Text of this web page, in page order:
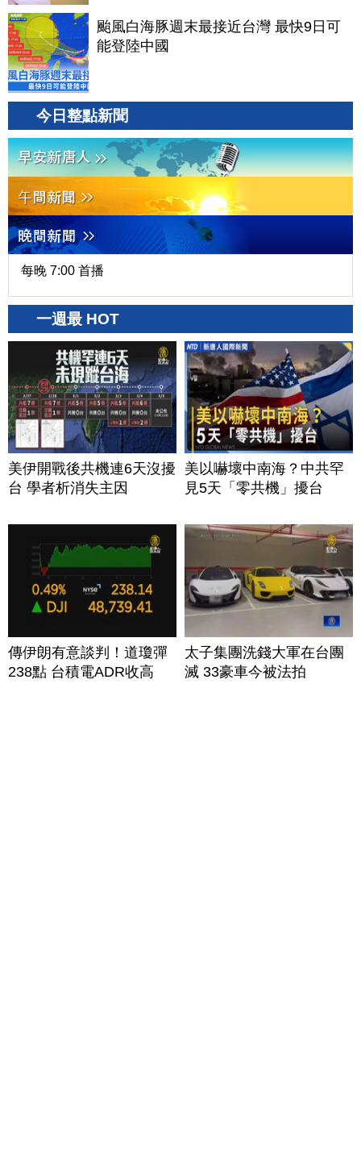
颱風白海豚週末最接近台灣 最快9日可
能登陸中國
今日整點新聞
每晚 7:00 首播
一週最 HOT
美伊開戰後共機連6天沒擾
台 學者析消失主因
美以嚇壞中南海？中共罕
見5天「零共機」擾台
傳伊朗有意談判！道瓊彈
238點 台積電ADR收高
太子集團洗錢大軍在台團
滅 33豪車今被法拍